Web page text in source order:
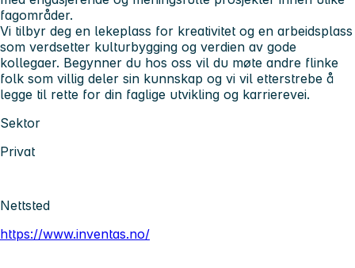
fagområder.
Vi tilbyr deg en lekeplass for kreativitet og en arbeidsplass
som verdsetter kulturbygging og verdien av gode
kollegaer. Begynner du hos oss vil du møte andre flinke
folk som villig deler sin kunnskap og vi vil etterstrebe å
legge til rette for din faglige utvikling og karrierevei.
Sektor
Privat
Nettsted
https://www.inventas.no/